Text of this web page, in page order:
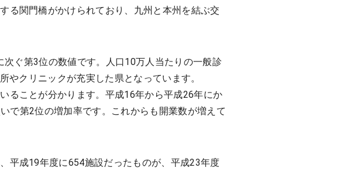
る関門橋がかけられており、九州と本州を結ぶ交
ぐ第3位の数値です。人口10万人当たりの一般診
クリニックが充実した県となっています。
ることが分かります。平成16年から平成26年にか
で第2位の増加率です。これからも開業数が増えて
平成19年度に654施設だったものが、平成23年度